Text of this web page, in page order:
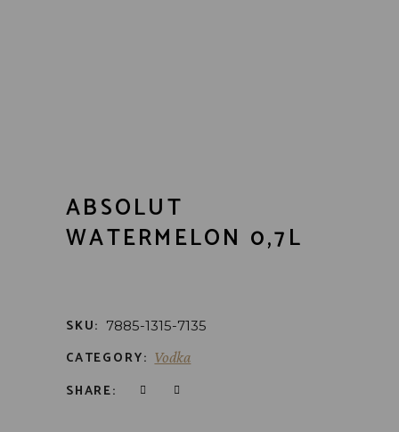
ABSOLUT
WATERMELON 0,7L
SKU: 7885-1315-7135
CATEGORY: Vodka
SHARE: